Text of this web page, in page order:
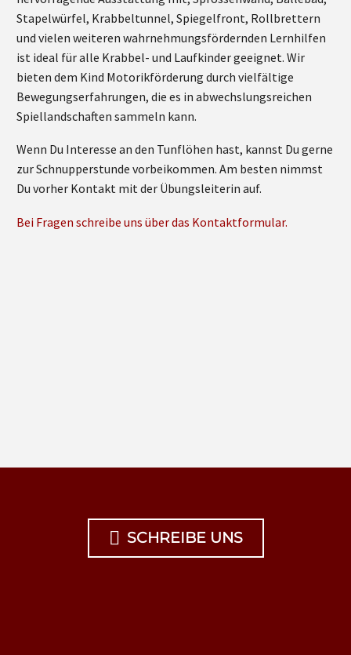
Stapelwürfel, Krabbeltunnel, Spiegelfront, Rollbrettern
und vielen weiteren wahrnehmungsfördernden Lernhilfen
ist ideal für alle Krabbel- und Laufkinder geeignet. Wir
bieten dem Kind Motorikförderung durch vielfältige
Bewegungserfahrungen, die es in abwechslungsreichen
Spiellandschaften sammeln kann.
Wenn Du Interesse an den Tunflöhen hast, kannst Du gerne
zur Schnupperstunde vorbeikommen. Am besten nimmst
Du vorher Kontakt mit der Übungsleiterin auf.
Bei Fragen schreibe uns über das Kontaktformular.
 SCHREIBE UNS